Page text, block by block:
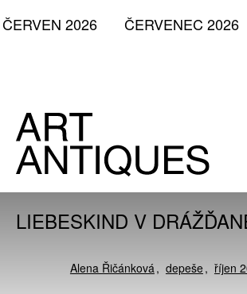
ČERVENEC 2026
ČERVEN 2026
LIEBESKIND V
Alena Řičánková depeše říjen